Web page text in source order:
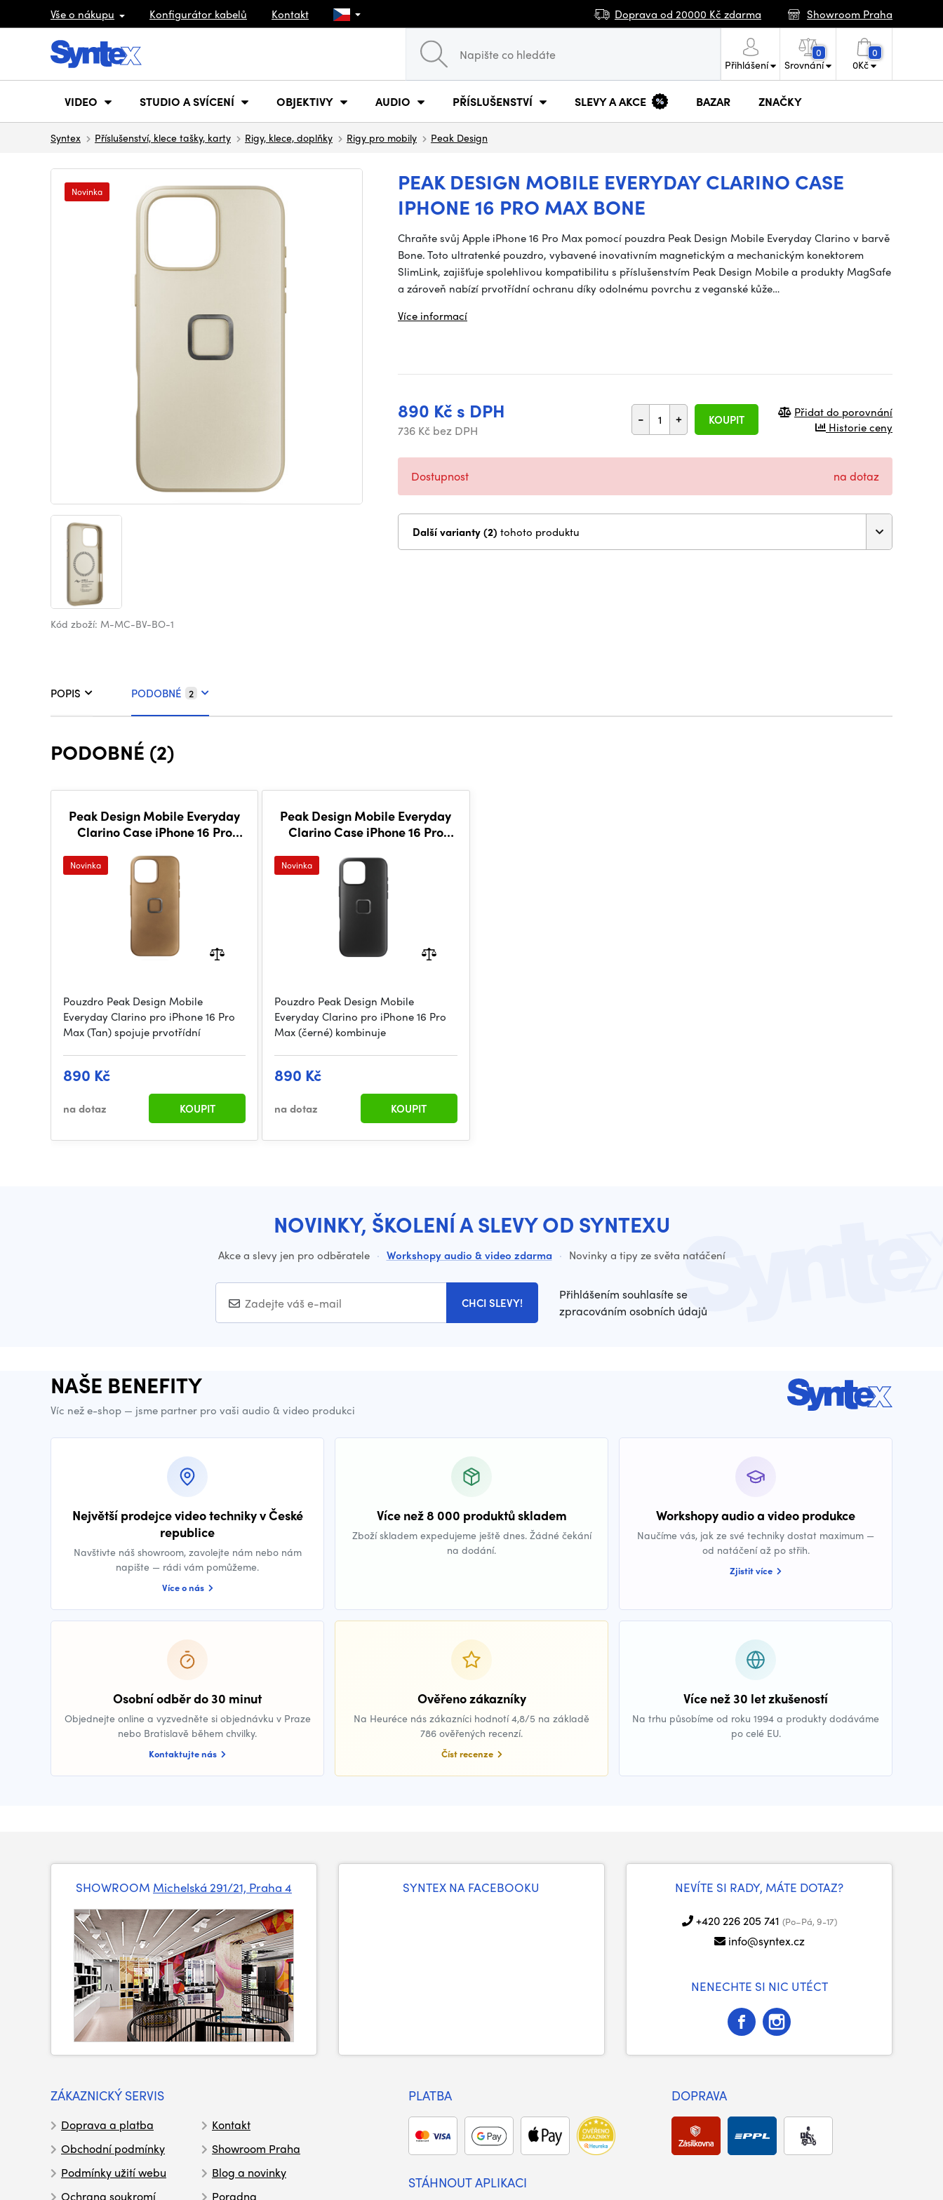
Vše o nákupu Konfigurátor kabelů Kontakt Doprava od 20000 Kč zdarma Showroom Praha
Přihlášení
0
Srovnání
0
0Kč
VIDEO STUDIO A SVÍCENÍ OBJEKTIVY AUDIO PŘÍSLUŠENSTVÍ SLEVY A AKCE BAZAR ZNAČKY
Syntex Příslušenství, klece tašky, karty Rigy, klece, doplňky Rigy pro mobily Peak Design
PEAK DESIGN MOBILE EVERYDAY CLARINO CASE
IPHONE 16 PRO MAX BONE
Novinka
Kód zboží: M-MC-BV-BO-1
Chraňte svůj Apple iPhone 16 Pro Max pomocí pouzdra Peak Design Mobile Everyday Clarino v barvě
Bone. Toto ultratenké pouzdro, vybavené inovativním magnetickým a mechanickým konektorem
SlimLink, zajišťuje spolehlivou kompatibilitu s příslušenstvím Peak Design Mobile a produkty MagSafe
a zároveň nabízí prvotřídní ochranu díky odolnému povrchu z veganské kůže…
Více informací
890 Kč s DPH
736 Kč bez DPH
- + KOUPIT
Přidat do porovnání
Historie ceny
Dostupnost na dotaz
Další varianty (2) tohoto produktu
POPIS PODOBNÉ 2
PODOBNÉ (2)
Peak Design Mobile Everyday
Clarino Case iPhone 16 Pro
Novinka
Pouzdro Peak Design Mobile
Everyday Clarino pro iPhone 16 Pro
Max (Tan) spojuje prvotřídní
890 Kč
na dotaz KOUPIT
Peak Design Mobile Everyday
Clarino Case iPhone 16 Pro
Novinka
Pouzdro Peak Design Mobile
Everyday Clarino pro iPhone 16 Pro
Max (černé) kombinuje
890 Kč
na dotaz KOUPIT
NOVINKY, ŠKOLENÍ A SLEVY OD SYNTEXU
Akce a slevy jen pro odběratele · Workshopy audio & video zdarma · Novinky a tipy ze světa natáčení
CHCI SLEVY!
Přihlášením souhlasíte se
zpracováním osobních údajů
NAŠE BENEFITY
Víc než e-shop — jsme partner pro vaši audio & video produkci
Největší prodejce video techniky v České
republice
Navštivte náš showroom, zavolejte nám nebo nám
napište — rádi vám pomůžeme.
Více o nás
Více než 8 000 produktů skladem
Zboží skladem expedujeme ještě dnes. Žádné čekání
na dodání.
Workshopy audio a video produkce
Naučíme vás, jak ze své techniky dostat maximum —
od natáčení až po střih.
Zjistit více
Osobní odběr do 30 minut
Objednejte online a vyzvedněte si objednávku v Praze
nebo Bratislavě během chvilky.
Kontaktujte nás
Ověřeno zákazníky
Na Heuréce nás zákazníci hodnotí 4,8/5 na základě
786 ověřených recenzí.
Číst recenze
Více než 30 let zkušeností
Na trhu působíme od roku 1994 a produkty dodáváme
po celé EU.
SHOWROOM Michelská 291/21, Praha 4 SYNTEX NA FACEBOOKU NEVÍTE SI RADY, MÁTE DOTAZ?
+420 226 205 741 (Po–Pá, 9-17)
info@syntex.cz
NENECHTE SI NIC UTÉCT
ZÁKAZNICKÝ SERVIS
Doprava a platba
Obchodní podmínky
Podmínky užití webu
Ochrana soukromí
Kontakt
Showroom Praha
Blog a novinky
Poradna
PLATBA DOPRAVA
STÁHNOUT APLIKACI